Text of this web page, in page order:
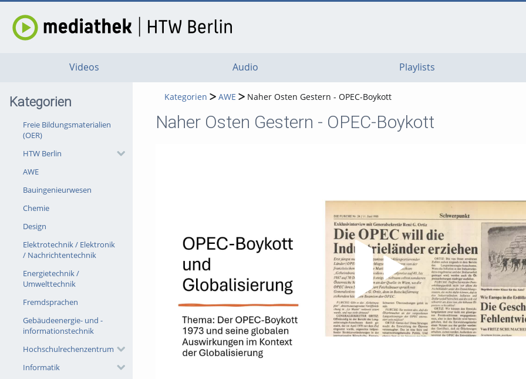
Videos Audio Playlists
Kategorien
Freie Bildungsmaterialien
(OER)
HTW Berlin
AWE
Bauingenieurwesen
Chemie
Design
Elektrotechnik / Elektronik
/ Nachrichtentechnik
Energietechnik /
Umwelttechnik
Fremdsprachen
Gebäudeenergie- und -
informationstechnik
Hochschulrechenzentrum
Informatik
Kategorien AWE Naher Osten Gestern - OPEC-Boykott
Naher Osten Gestern - OPEC-Boykott
Video abspielen